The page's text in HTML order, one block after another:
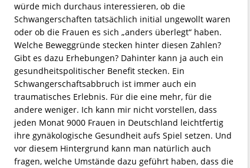
würde mich durchaus interessieren, ob die
Schwangerschaften tatsächlich initial ungewollt waren
oder ob die Frauen es sich „anders überlegt“ haben.
Welche Beweggründe stecken hinter diesen Zahlen?
Gibt es dazu Erhebungen? Dahinter kann ja auch ein
gesundheitspolitischer Benefit stecken. Ein
Schwangerschaftsabbruch ist immer auch ein
traumatisches Erlebnis. Für die eine mehr, für die
andere weniger. Ich kann mir nicht vorstellen, dass
jeden Monat 9000 Frauen in Deutschland leichtfertig
ihre gynäkologische Gesundheit aufs Spiel setzen. Und
vor diesem Hintergrund kann man natürlich auch
fragen, welche Umstände dazu geführt haben, dass die